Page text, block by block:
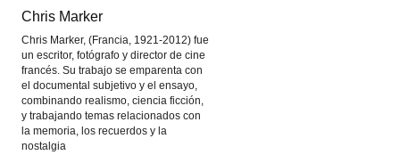
Chris Marker
Chris Marker, (Francia, 1921-2012) fue
un escritor, fotógrafo y director de cine
francés. Su trabajo se emparenta con
el documental subjetivo y el ensayo,
combinando realismo, ciencia ficción,
y trabajando temas relacionados con
la memoria, los recuerdos y la
nostalgia
Chris Marker